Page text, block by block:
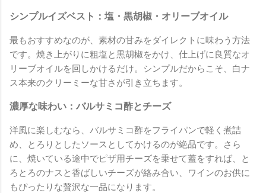
シンプルイズベスト：塩・黒胡椒・オリーブオイル
最もおすすめなのが、素材の甘みをダイレクトに味わう方法
です。焼き上がりに粗塩と黒胡椒をかけ、仕上げに良質なオ
リーブオイルを回しかけるだけ。シンプルだからこそ、白ナ
ス本来のクリーミーな甘さが引き立ちます。
濃厚な味わい：バルサミコ酢とチーズ
洋風に楽しむなら、バルサミコ酢をフライパンで軽く煮詰
め、とろりとしたソースとしてかけるのが絶品です。さら
に、焼いている途中でピザ用チーズを乗せて蓋をすれば、と
ろとろのナスと香ばしいチーズが絡み合い、ワインのお供に
もぴったりな贅沢な一品になります。